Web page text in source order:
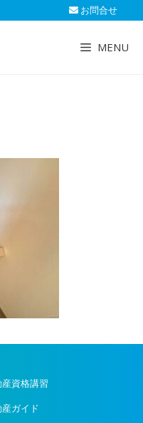
お問合せ
MENU
資格講習
ガイド